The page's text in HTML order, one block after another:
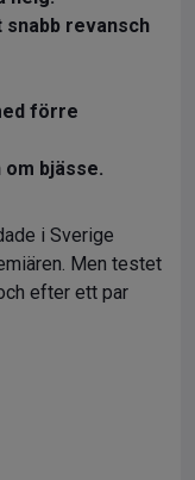
snabb revansch
förre
bjässe.
i Sverige
Men testet
efter ett par